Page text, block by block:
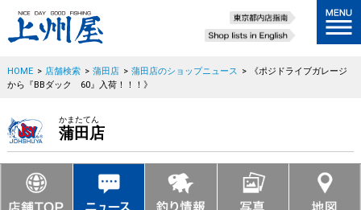
HOME > 店舗検索 > 蒲田店 > 蒲田店のショップニュース >
《ポジドライブガレージ
から『BBダック 60』入荷！！！》
かまたてん
蒲田店